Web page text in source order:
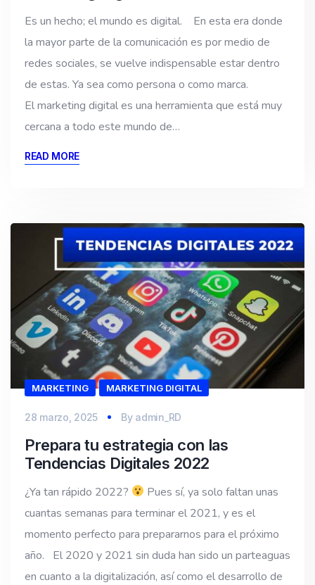
Es un hecho; el mundo es digital. En esta era donde
la mayor parte de la comunicación es por medio de
redes sociales, se vuelve indispensable estar dentro
de estas. Ya sea como persona o como marca.
El marketing digital es una herramienta que está muy
cercana a todo este mundo de…
READ MORE
MARKETING MARKETING DIGITAL
28 marzo, 2025 By admin_RD
Prepara tu estrategia con las
Tendencias Digitales 2022
¿Ya tan rápido 2022?
Pues sí, ya solo faltan unas
cuantas semanas para terminar el 2021, y es el
momento perfecto para prepararnos para el próximo
año. El 2020 y 2021 sin duda han sido un parteaguas
en cuanto a la digitalización, así como el desarrollo de